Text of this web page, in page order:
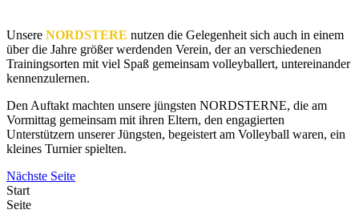
Unsere NORDSTERE nutzen die Gelegenheit sich auch in einem
über die Jahre größer werdenden Verein, der an verschiedenen
Trainingsorten mit viel Spaß gemeinsam volleyballert, untereinander
kennenzulernen.
Den Auftakt machten unsere jüngsten NORDSTERNE, die am
Vormittag gemeinsam mit ihren Eltern, den engagierten
Unterstützern unserer Jüngsten, begeistert am Volleyball waren, ein
kleines Turnier spielten.
Nächste Seite
Start
Seite